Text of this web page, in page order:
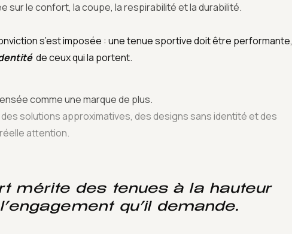
sur le confort, la coupe, la respirabilité et la durabilité.
s’est imposée : une tenue sportive doit être performante,
de ceux qui la portent.​
comme une marque de plus.
solutions approximatives, des designs sans identité et des
attention.
mérite des tenues à la hauteur
qu’il demande.